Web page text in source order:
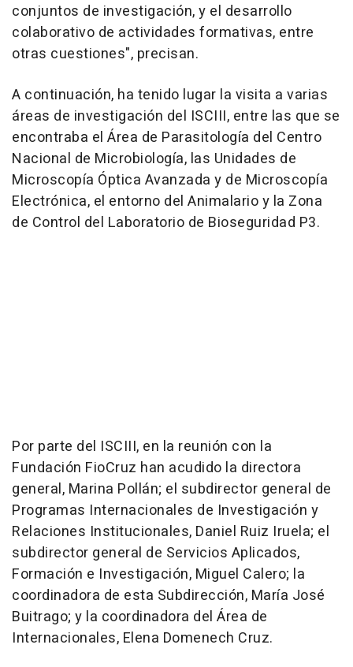
conjuntos de investigación, y el desarrollo
colaborativo de actividades formativas, entre
otras cuestiones", precisan.
A continuación, ha tenido lugar la visita a varias
áreas de investigación del ISCIII, entre las que se
encontraba el Área de Parasitología del Centro
Nacional de Microbiología, las Unidades de
Microscopía Óptica Avanzada y de Microscopía
Electrónica, el entorno del Animalario y la Zona
de Control del Laboratorio de Bioseguridad P3.
Por parte del ISCIII, en la reunión con la
Fundación FioCruz han acudido la directora
general, Marina Pollán; el subdirector general de
Programas Internacionales de Investigación y
Relaciones Institucionales, Daniel Ruiz Iruela; el
subdirector general de Servicios Aplicados,
Formación e Investigación, Miguel Calero; la
coordinadora de esta Subdirección, María José
Buitrago; y la coordinadora del Área de
Internacionales, Elena Domenech Cruz.